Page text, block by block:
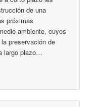
de una
próximas
ambiente, cuyos
preservación de
largo plazo…